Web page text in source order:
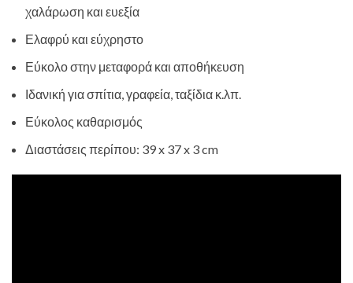
χαλάρωση και ευεξία
Ελαφρύ και εύχρηστο
Εύκολο στην μεταφορά και αποθήκευση
Ιδανική για σπίτια, γραφεία, ταξίδια κ.λπ.
Εύκολος καθαρισμός
Διαστάσεις περίπου: 39 x 37 x 3 cm